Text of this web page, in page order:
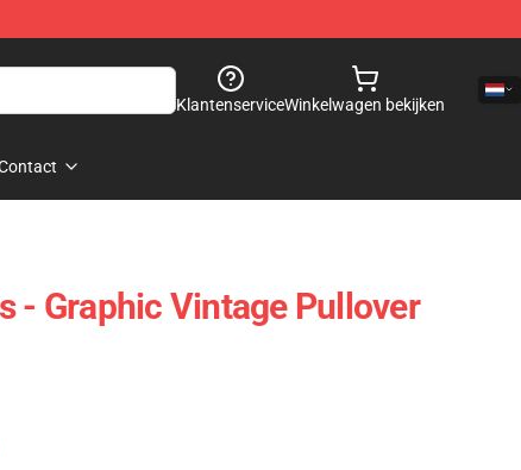
KlantenserviceWinkelwagen bekijken
- Graphic Vintage Pullover